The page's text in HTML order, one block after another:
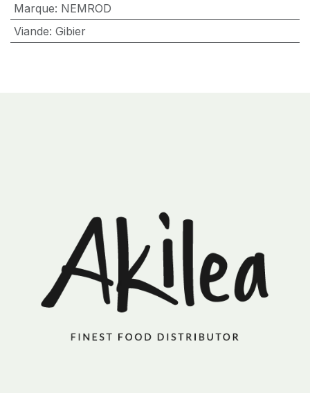
Marque: NEMROD
Viande: Gibier